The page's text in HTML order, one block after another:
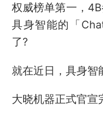
权威榜单第一，
具身智能的「
了?
就在近日，具身智
大晓机器正式官宣